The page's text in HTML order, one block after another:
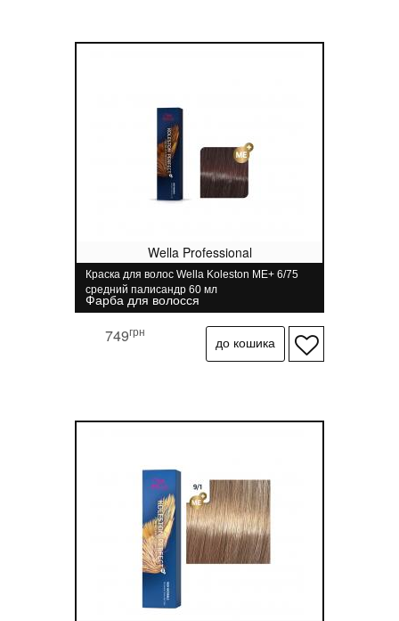
Wella Professional
Краска для волос Wella Koleston ME+ 6/75
средний палисандр 60 мл
Фарба для волосся
749грн